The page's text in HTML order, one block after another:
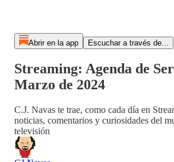
Abrir en la app Escuchar a través de...
Streaming: Agenda de
Marzo de 2024
C.J. Navas te trae, como cada día en
noticias, comentarios y curiosidades del
televisión